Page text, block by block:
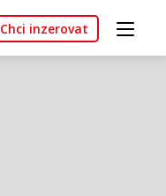
Chci inzerovat